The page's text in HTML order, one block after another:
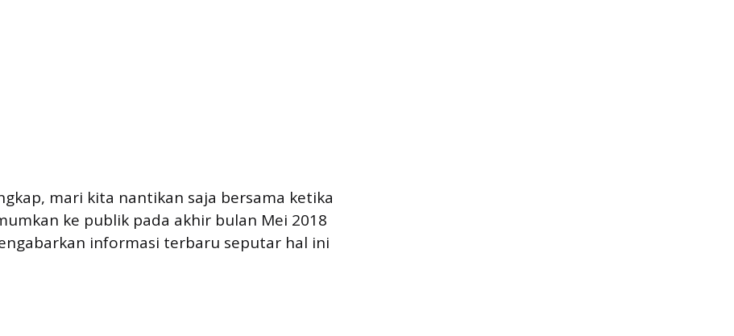
mari kita nantikan saja bersama ketika
ke publik pada akhir bulan Mei 2018
informasi terbaru seputar hal ini